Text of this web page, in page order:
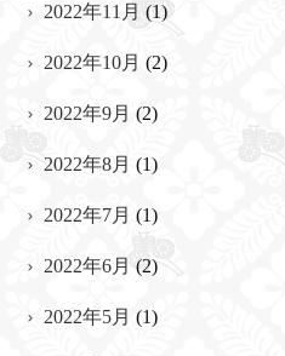
2022年11月 (1)
2022年10月 (2)
2022年9月 (2)
2022年8月 (1)
2022年7月 (1)
2022年6月 (2)
2022年5月 (1)